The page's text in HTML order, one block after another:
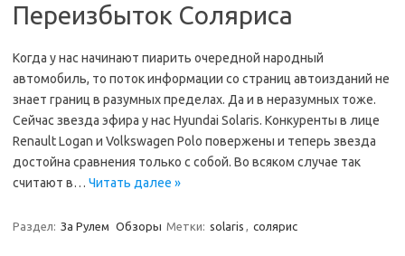
Переизбыток Соляриса
Когда у нас начинают пиарить очередной народный
автомобиль, то поток информации со страниц автоизданий не
знает границ в разумных пределах. Да и в неразумных тоже.
Сейчас звезда эфира у нас Hyundai Solaris. Конкуренты в лице
Renault Logan и Volkswagen Polo повержены и теперь звезда
достойна сравнения только с собой. Во всяком случае так
считают в… Читать далее »
Раздел: За Рулем Обзоры Метки: solaris , солярис